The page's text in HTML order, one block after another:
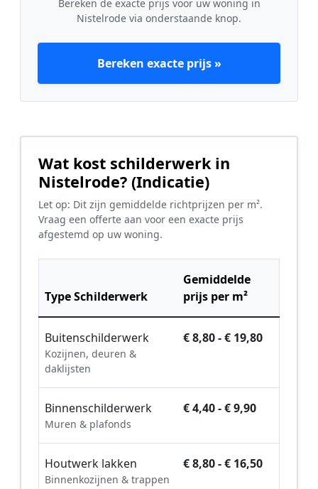
Bereken de exacte prijs voor uw woning in
Nistelrode via onderstaande knop.
Bereken exacte prijs »
Wat kost schilderwerk in
Nistelrode? (Indicatie)
Let op: Dit zijn gemiddelde richtprijzen per m².
Vraag een offerte aan voor een exacte prijs
afgestemd op uw woning.
Type Schilderwerk
Gemiddelde
prijs per m²
Buitenschilderwerk
Kozijnen, deuren &
daklijsten
€ 8,80 - € 19,80
Binnenschilderwerk
Muren & plafonds
€ 4,40 - € 9,90
Houtwerk lakken
Binnenkozijnen & trappen
€ 8,80 - € 16,50